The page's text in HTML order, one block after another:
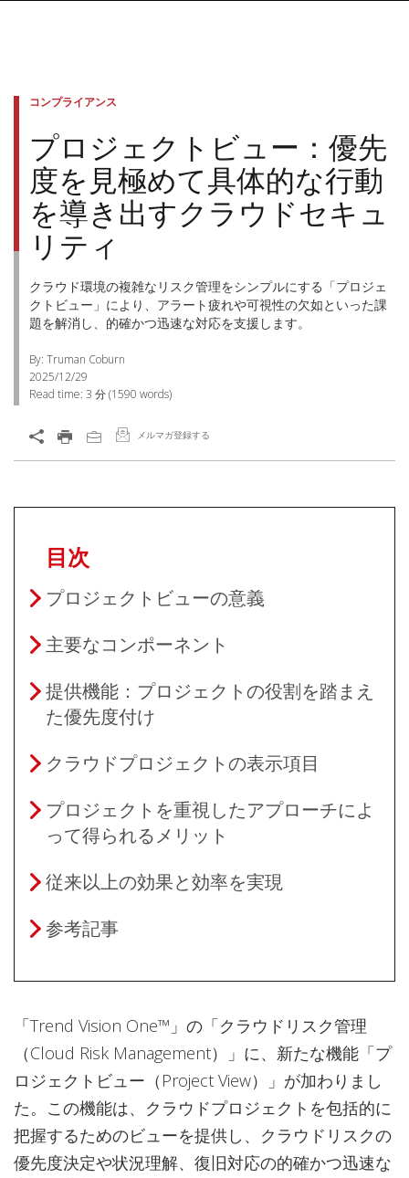
コンプライアンス
プロジェクトビュー：優先
度を見極めて具体的な行動
を導き出すクラウドセキュ
リティ
クラウド環境の複雑なリスク管理をシンプルにする「プロジェ
クトビュー」により、アラート疲れや可視性の欠如といった課
題を解消し、的確かつ迅速な対応を支援します。
By: Truman Coburn
2025/12/29
Read time: 3 分(1590 words)
メルマガ登録する
目次
プロジェクトビューの意義
主要なコンポーネント
提供機能：プロジェクトの役割を踏まえ
た優先度付け
クラウドプロジェクトの表示項目
プロジェクトを重視したアプローチによ
って得られるメリット
従来以上の効果と効率を実現
参考記事
「Trend Vision One™」の「クラウドリスク管理
（Cloud Risk Management）」に、新たな機能「プ
ロジェクトビュー（Project View）」が加わりまし
た。この機能は、クラウドプロジェクトを包括的に
把握するためのビューを提供し、クラウドリスクの
優先度決定や状況理解、復旧対応の的確かつ迅速な